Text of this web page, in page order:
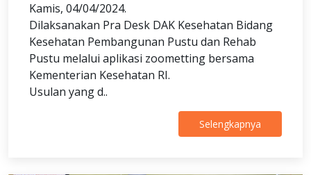
Kamis, 04/04/2024.
Dilaksanakan Pra Desk DAK Kesehatan Bidang
Kesehatan Pembangunan Pustu dan Rehab
Pustu melalui aplikasi zoometting bersama
Kementerian Kesehatan RI.
Usulan yang d..
Selengkapnya